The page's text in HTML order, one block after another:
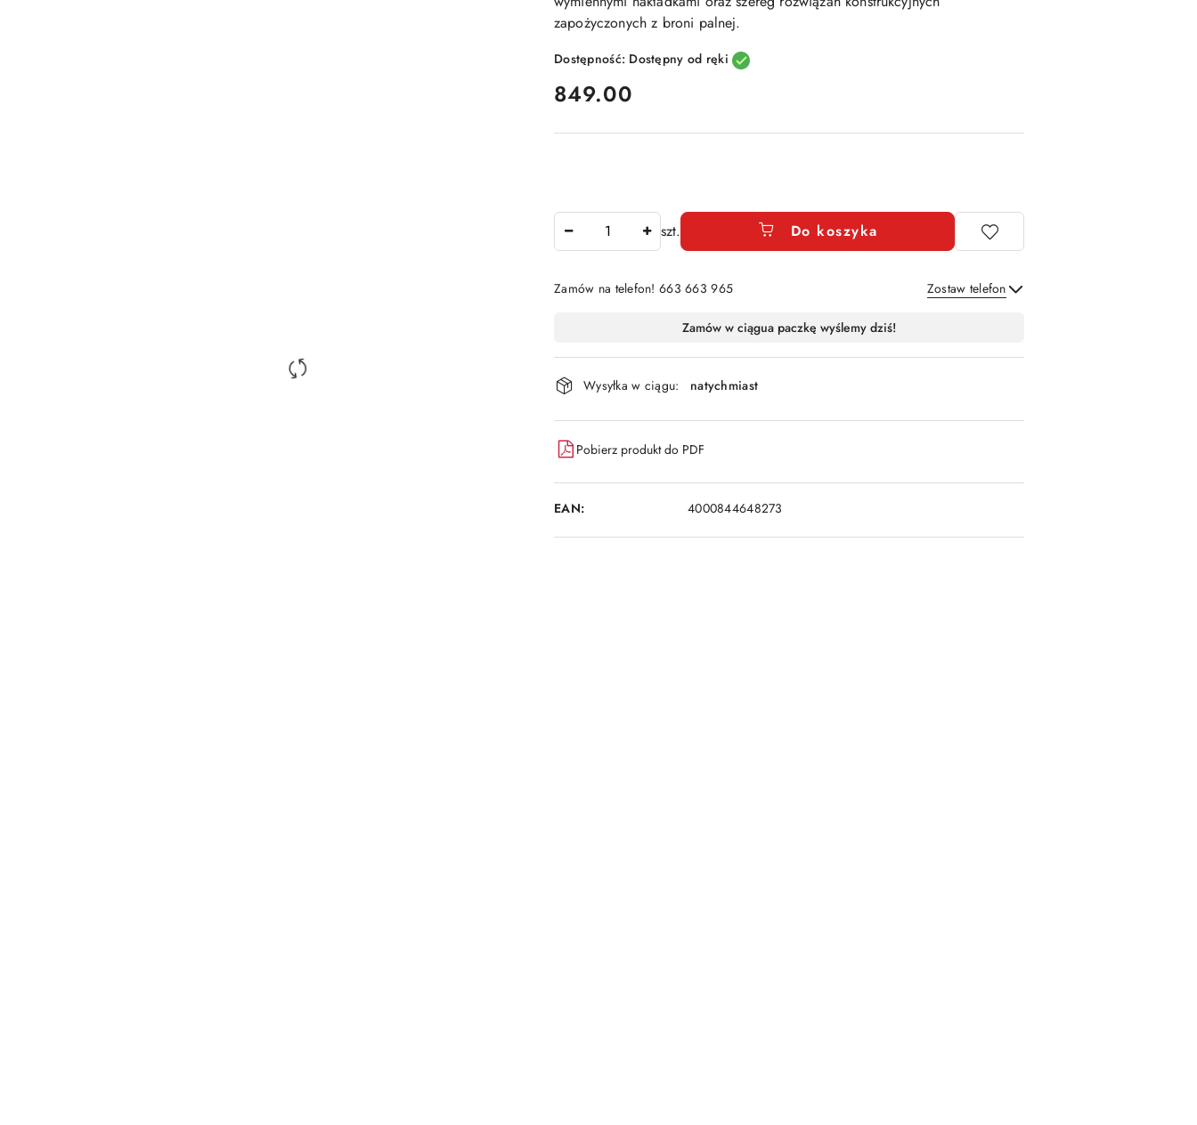
zapożyczonych z broni palnej.
Dostępność: Dostępny od ręki
cena:
849.00
szt. Do koszyka
Zamów na telefon! 663 663 965 Zostaw telefon
i
dostawa
Zamów w ciągua paczkę wyślemy dziś!
Wysyłka w ciągu: natychmiast
Pobierz produkt do PDF
EAN: 4000844648273